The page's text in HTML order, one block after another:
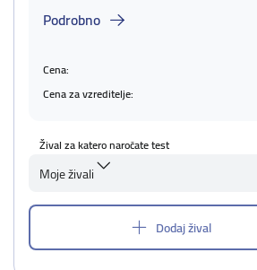
Podrobno
Cena:
Cena za vzreditelje:
Žival za katero naročate test
Moje živali
Dodaj žival